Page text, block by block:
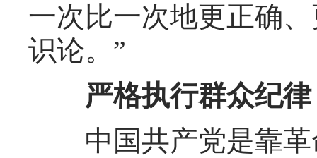
一次比一次地更正确
识论。”
严格执行群众纪律
中国共产党是靠革